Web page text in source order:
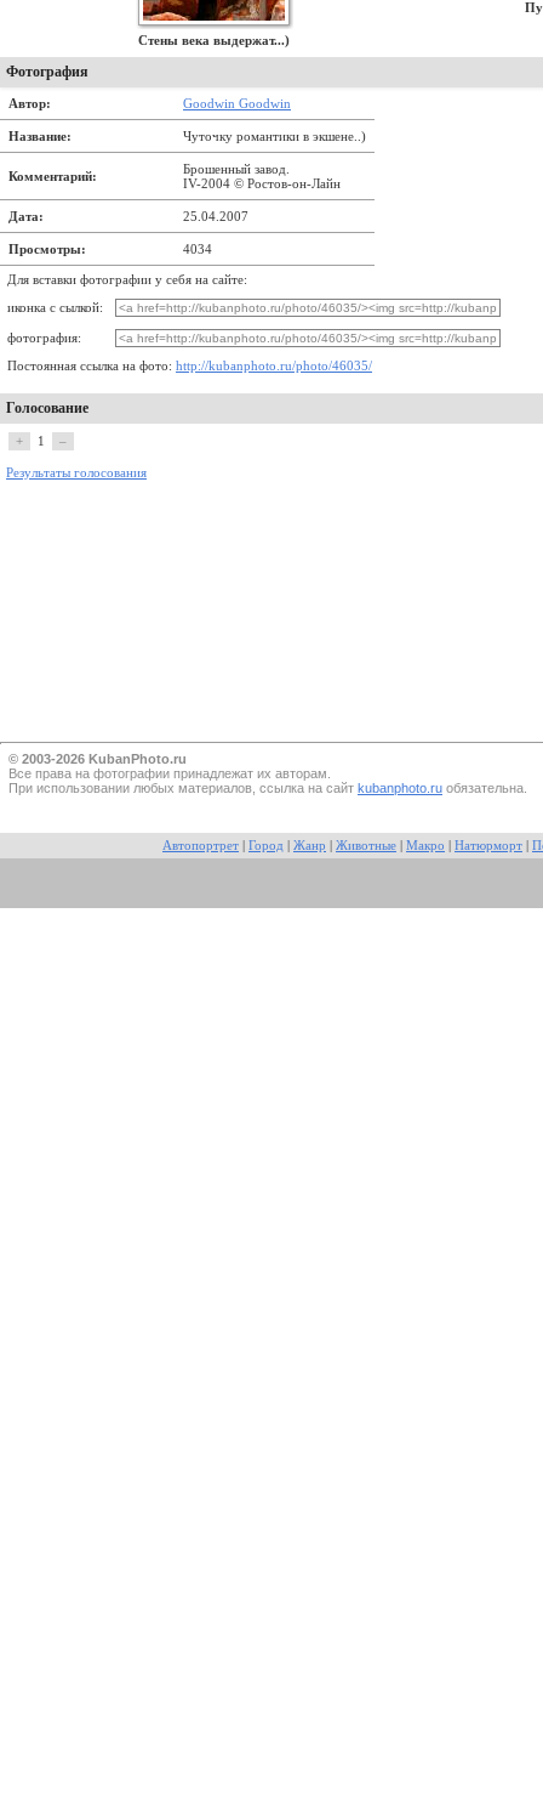
Стены века выдержат...)
Фотография
Автор: Goodwin Goodwin
Название: Чуточку романтики в экшене..)
Комментарий:
Брошенный завод.
IV-2004 © Ростов-он-Лайн
Дата: 25.04.2007
Просмотры: 4034
Для вставки фотографии у себя на сайте:
иконка с сылкой:
фотография:
Постоянная ссылка на фото: http://kubanphoto.ru/photo/46035/
Голосование
+ 1 –
Результаты голосования
© 2003-2026 KubanPhoto.ru
Все прaва на фотографии принадлежат их авторам.
При использовании любых материалов, ссылка на сайт kubanphoto.ru обязательна.
Автопортрет Город Жанр Животные Макро Натюрморт